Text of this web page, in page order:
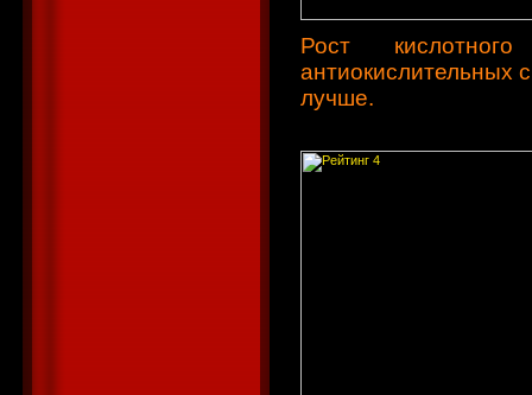
Рост
антиокислительных
лучше.